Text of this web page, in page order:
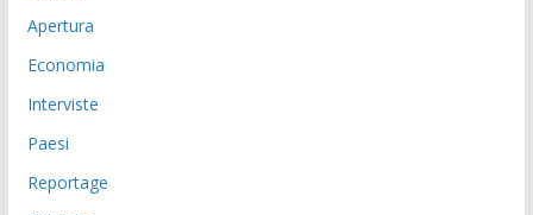
Apertura
Economia
Interviste
Paesi
Reportage